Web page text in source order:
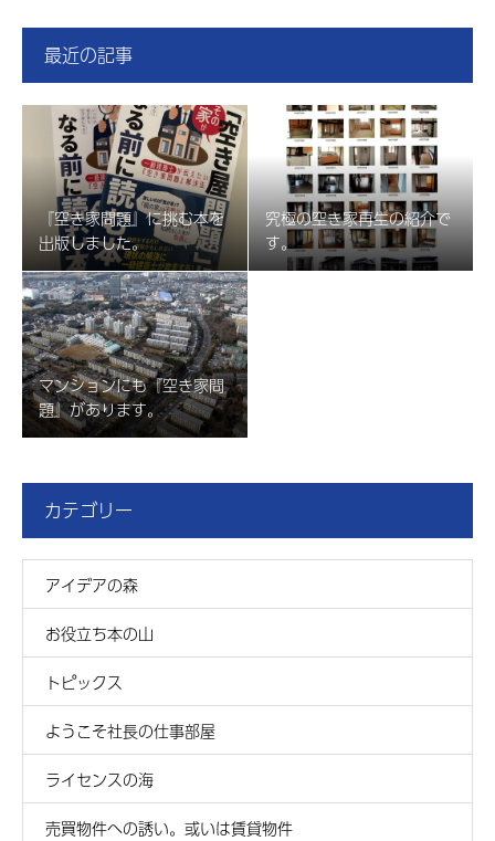
最近の記事
『空き家問題』に挑む本を
出版しました。
究極の空き家再生の紹介で
す。
マンションにも『空き家問
題』があります。
カテゴリー
アイデアの森
お役立ち本の山
トピックス
ようこそ社長の仕事部屋
ライセンスの海
売買物件への誘い。或いは賃貸物件